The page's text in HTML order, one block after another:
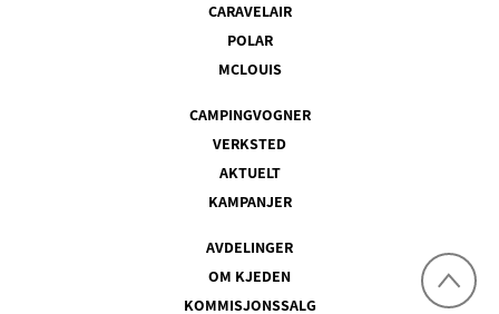
CARAVELAIR
POLAR
MCLOUIS
CAMPINGVOGNER
VERKSTED
AKTUELT
KAMPANJER
AVDELINGER
OM KJEDEN
KOMMISJONSSALG